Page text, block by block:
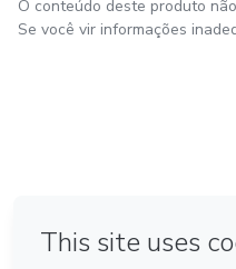
O conteúdo deste produto
Se você vir informações
Feito com ❤ em Bogotá